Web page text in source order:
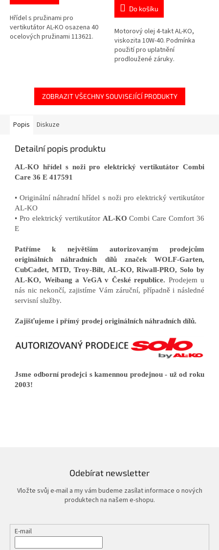
Hřídel s pružinami pro
vertikutátor AL-KO osazena 40
ocelových pružinami 113621.
Do košíku
Motorový olej 4-takt AL-KO,
viskozita 10W-40. Podmínka
použití pro uplatnění
prodloužené záruky.
ZOBRAZIT VŠECHNY SOUVISEJÍCÍ PRODUKTY
Popis Diskuze
Detailní popis produktu
AL-KO hřídel s noži pro elektrický vertikutátor Combi
Care 36 E 417591
• Originální náhradní hřídel s noži pro elektrický vertikutátor
AL-KO
• Pro elektrický vertikutátor AL-KOCombi Care Comfort 36
E
Patříme k největším autorizovaným prodejcům
originálních náhradních dílů značek WOLF-Garten,
CubCadet, MTD, Troy-Bilt, AL-KO, Riwall-PRO, Solo by
AL-KO, Weibang a VeGA v České republice. Prodejem u
nás nic nekončí, zajistíme Vám záruční, případně i následné
servisní služby.
Zajišťujeme i přímý prodej originálních náhradních dílů.
Jsme odborní prodejci s kamennou prodejnou - už od roku
2003!
Odebírat newsletter
Vložte svůj e-mail a my vám budeme zasílat informace o nových
produktech na našem e-shopu.
E-mail